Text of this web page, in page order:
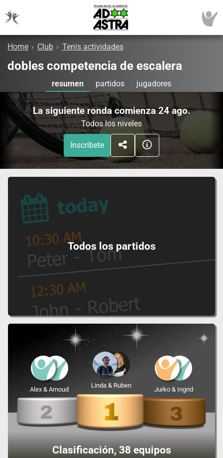
Home › Club › Tenis actividades
dobles competencia de escalera
resumen partidos jugadores
La siguiente ronda comienza 24 ago.
Todos los niveles
Inscríbete
Todos los partidos
Clasificación, 38 equipos
Linda & Ruben
Alex & Arnoud Jurko & Ingrid